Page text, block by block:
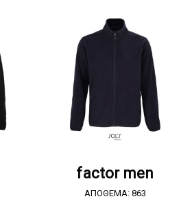
factor men
ΑΠΟΘΕΜΑ: 863